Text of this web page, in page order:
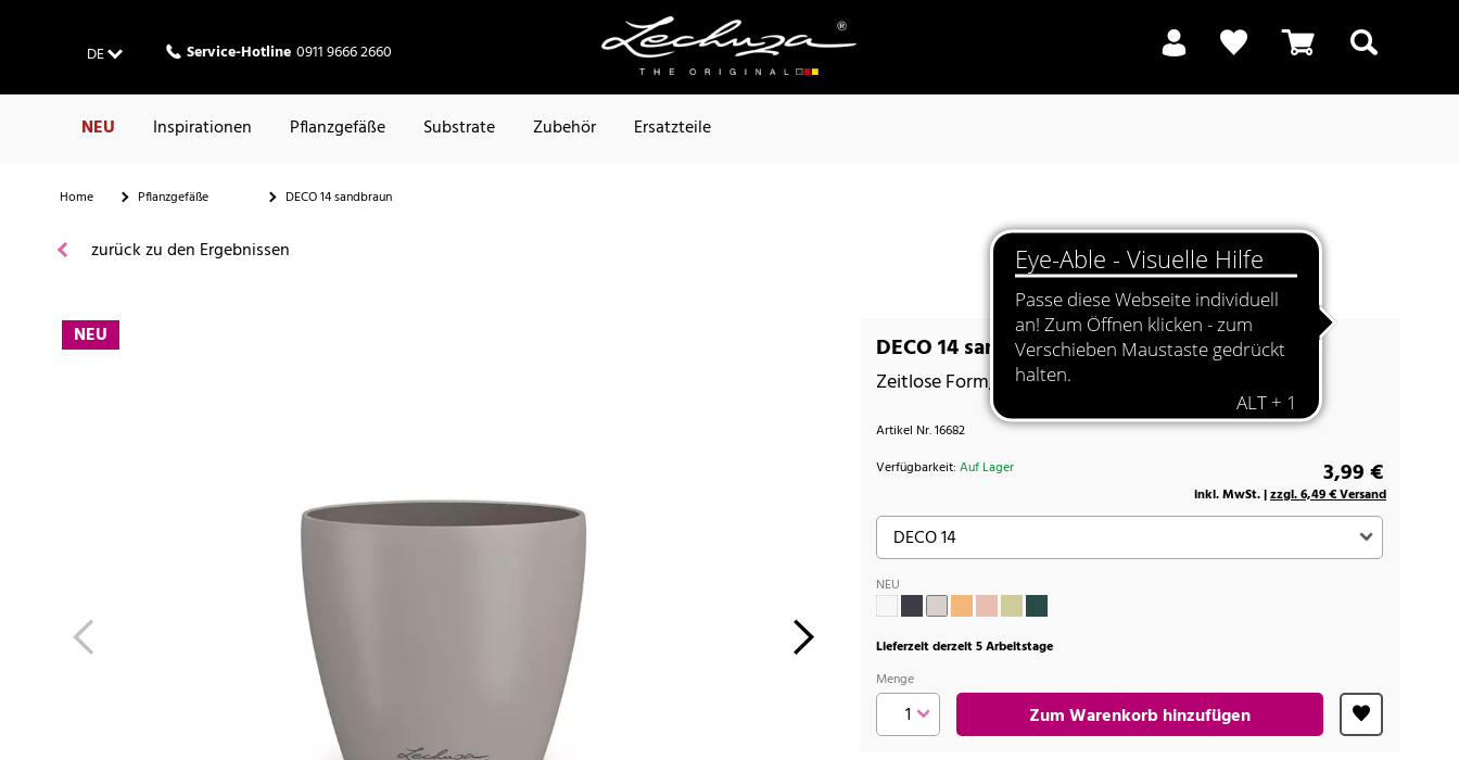
DE Service-Hotline 0911 9666 2660
NEU Inspirationen Pflanzgefäße Substrate Zubehör Ersatzteile
Suchen
Home Pflanzgefäße DECO 14 sandbraun
zurück zu den Ergebnissen
NEU DECO 14 sandbraun
Zeitlose Form, trendige Farben
Artikel Nr.16682
Verfügbarkeit:Auf Lager 3,99 €
inkl. MwSt. |zzgl. 6,49 € Versand
NEU
Lieferzeit derzeit 5 Arbeitstage
Menge
Zum Warenkorb hinzufügen